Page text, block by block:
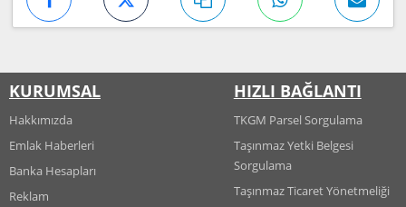
KURUMSAL
Hakkımızda
Emlak Haberleri
Banka Hesapları
Reklam
HIZLI BAĞLANTI
TKGM Parsel Sorgulama
Taşınmaz Yetki Belgesi
Sorgulama
Taşınmaz Ticaret Yönetmeliği